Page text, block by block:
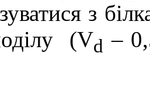
з
(Vd –